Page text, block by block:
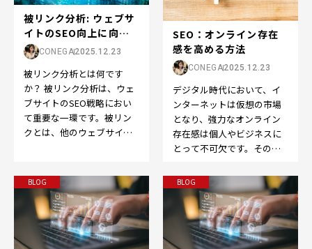
被リンク分析: ウェブサ
イトのSEO向上に向け
た重要なステッ...
CONEGA2025.12.23
被リンク分析とは何です
か？ 被リンク分析は、ウェ
ブサイトのSEO戦略におい
て重要な一環です。被リン
クとは、他のウェブサイト
す…
SEO：オンライン存在
感を高める方法
CONEGA2025.12.23
デジタル時代において、イ
ンターネットは仮想の市場
となり、強力なオンライン
存在感は個人やビジネスに
とって不可欠です。そのた
Search Engine O…
BLOG BLOG